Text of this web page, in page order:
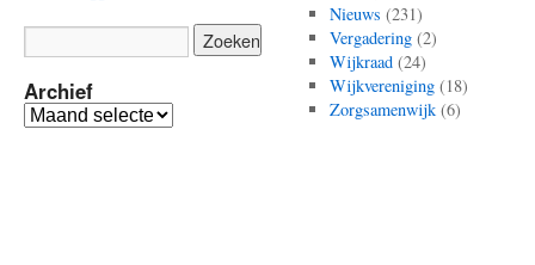
Archief
Archief
Nieuws (231)
Vergadering(2)
Wijkraad(24)
Wijkvereniging(18)
Zorgsamenwijk(6)